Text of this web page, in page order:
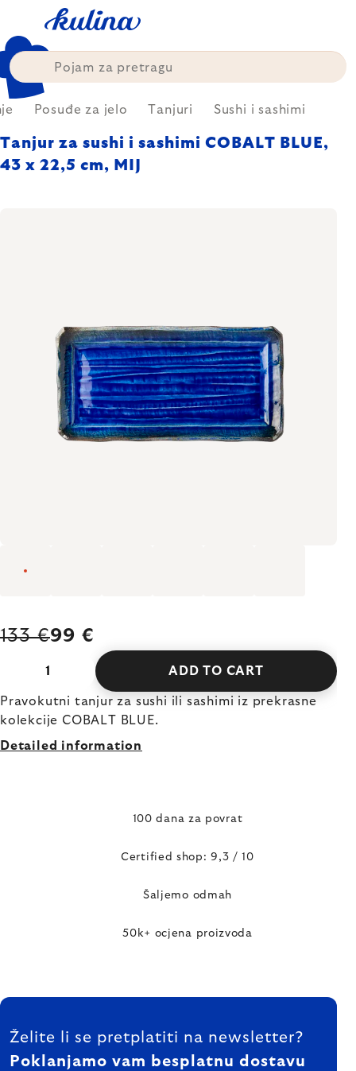
content
Posuđe za jelo Tanjuri Sushi i sashimi
Tanjur za sushi i sashimi COBALT BLUE,
43 x 22,5 cm, MIJ
133 €99 €
ADD TO CART
Pravokutni tanjur za sushi ili sashimi iz prekrasne
kolekcije COBALT BLUE.
Detailed information
100 dana za povrat
Certified shop: 9,3 / 10
Šaljemo odmah
50k+ ocjena proizvoda
FOOTER
Želite li se pretplatiti na newsletter?
Poklanjamo vam besplatnu dostavu